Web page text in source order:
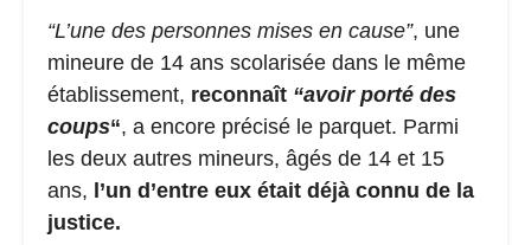
“L’une des personnes mises en cause”, une
mineure de 14 ans scolarisée dans le même
établissement, reconnaît “avoir porté des
coups“, a encore précisé le parquet. Parmi
les deux autres mineurs, âgés de 14 et 15
ans, l’un d’entre eux était déjà connu de la
justice.